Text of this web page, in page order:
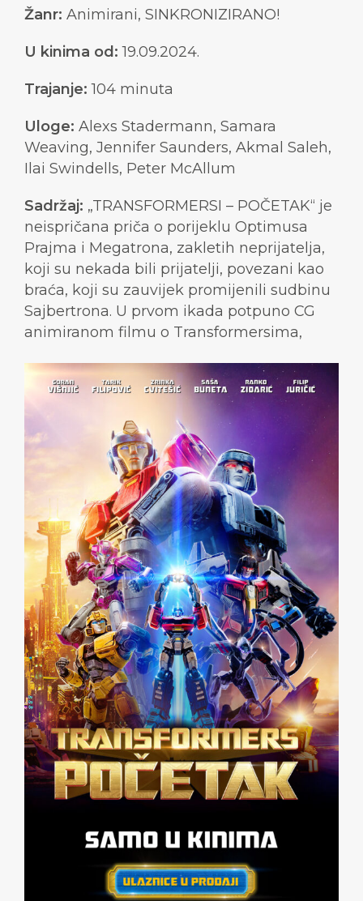
Žanr: Animirani, SINKRONIZIRANO!
U kinima od:19.09.2024.
Trajanje:104 minuta
Uloge: Alexs Stadermann, Samara
Weaving, Jennifer Saunders, Akmal Saleh,
Ilai Swindells, Peter McAllum
Sadržaj: „TRANSFORMERSI – POČETAK“ je
neispričana priča o porijeklu Optimusa
Prajma i Megatrona, zakletih neprijatelja,
koji su nekada bili prijatelji, povezani kao
braća, koji su zauvijek promijenili sudbinu
Sajbertrona. U prvom ikada potpuno CG
animiranom filmu o Transformersima,